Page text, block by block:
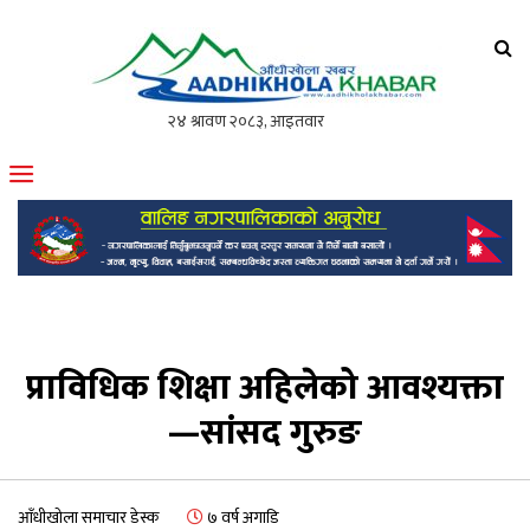
मोफसलकै लोकप्रिय अनलाइन पत्रिका
प्राविधिक शिक्षा अहिलेको आवश्यक्ता
—सांसद गुरुङ
आँधीखोला समाचार डेस्क ७ वर्ष अगाडि